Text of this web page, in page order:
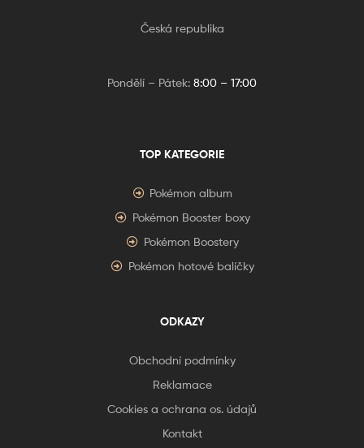
Česká republika
Pondělí – Pátek: 8:00 – 17:00
TOP KATEGORIE
Pokémon album
Pokémon Booster boxy
Pokémon Boostery
Pokémon hotové balíčky
ODKAZY
Obchodní podmínky
Reklamace
Cookies a ochrana os. údajů
Kontakt